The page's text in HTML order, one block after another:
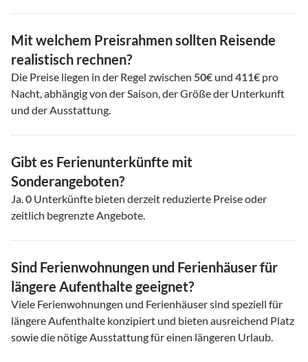
Mit welchem Preisrahmen sollten Reisende
realistisch rechnen?
Die Preise liegen in der Regel zwischen 50€ und 411€ pro
Nacht, abhängig von der Saison, der Größe der Unterkunft
und der Ausstattung.
Gibt es Ferienunterkünfte mit
Sonderangeboten?
Ja.0 Unterkünfte bieten derzeit reduzierte Preise oder
zeitlich begrenzte Angebote.
Sind Ferienwohnungen und Ferienhäuser für
längere Aufenthalte geeignet?
Viele Ferienwohnungen und Ferienhäuser sind speziell für
längere Aufenthalte konzipiert und bieten ausreichend Platz
sowie die nötige Ausstattung für einen längeren Urlaub.